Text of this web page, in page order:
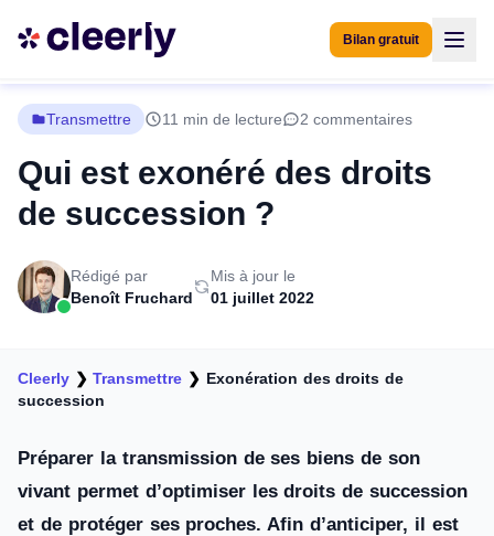
Bilan gratuit
Transmettre 11 min de lecture 2 commentaires
Qui est exonéré des droits
de succession ?
Rédigé par
Benoît Fruchard
Mis à jour le
01 juillet 2022
Cleerly ❯Transmettre ❯ Exonération des droits de
succession
Préparer la transmission de ses biens de son
vivant permet d’optimiser les droits de succession
et de protéger ses proches. Afin d’anticiper, il est